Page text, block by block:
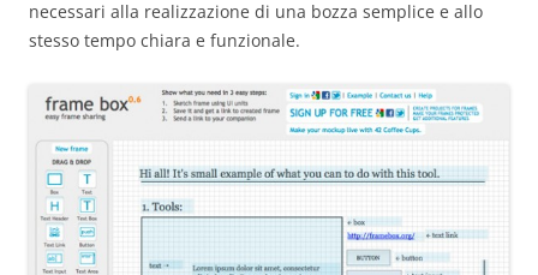
necessari alla realizzazione di una bozza semplice e allo
stesso tempo chiara e funzionale.